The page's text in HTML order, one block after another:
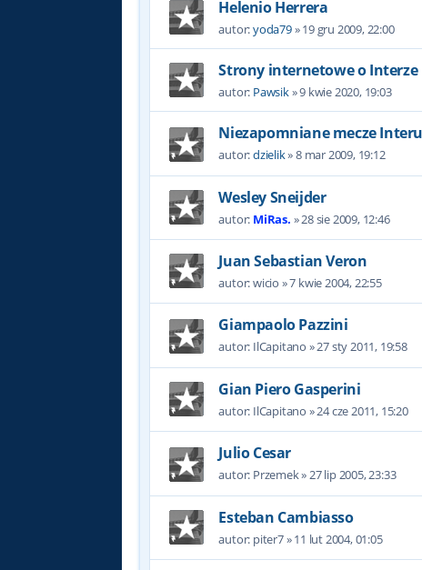
Helenio Herrera
autor:yoda79»19 gru 2009, 22:00
Strony internetowe o Interze
autor: Pawsik»9 kwie 2020, 19:03
Niezapomniane mecze Interu
autor:dzielik»8 mar 2009, 19:12
Wesley Sneijder
autor: MiRas. »28 sie 2009, 12:46
Juan Sebastian Veron
autor:wicio »7 kwie 2004, 22:55
Giampaolo Pazzini
autor: IlCapitano »27 sty 2011, 19:58
Gian Piero Gasperini
autor: IlCapitano »24 cze 2011, 15:20
Julio Cesar
autor: Przemek»27 lip 2005, 23:33
Esteban Cambiasso
autor: piter7»11 lut 2004, 01:05